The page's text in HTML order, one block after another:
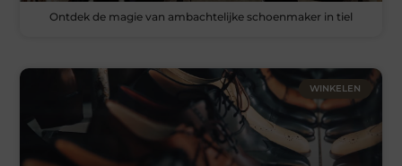
Ontdek de magie van ambachtelijke schoenmaker in tiel
WINKELEN